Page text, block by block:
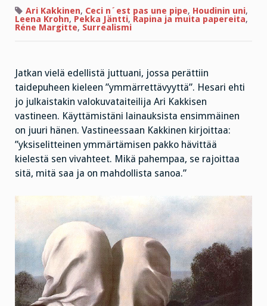
Ari Kakkinen, Ceci n´est pas une pipe, Houdinin uni,
Leena Krohn, Pekka Jäntti, Rapina ja muita papereita,
Réne Margitte, Surrealismi
Jatkan vielä edellistä juttuani, jossa perättiin
taidepuheen kieleen ”ymmärrettävyyttä”. Hesari ehti
jo julkaistakin valokuvataiteilija Ari Kakkisen
vastineen. Käyttämistäni lainauksista ensimmäinen
on juuri hänen. Vastineessaan Kakkinen kirjoittaa:
”yksiselitteinen ymmärtämisen pakko hävittää
kielestä sen vivahteet. Mikä pahempaa, se rajoittaa
sitä, mitä saa ja on mahdollista sanoa.”